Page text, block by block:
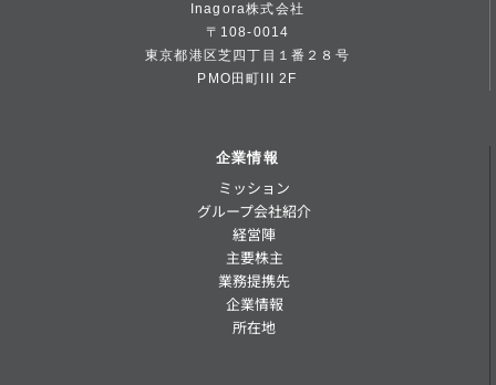
Inagora株式会社
〒108-0014
東京都港区芝四丁目１番２８号
PMO田町III 2F
企業情報
ミッション
グループ会社紹介
経営陣
主要株主
業務提携先
企業情報
所在地